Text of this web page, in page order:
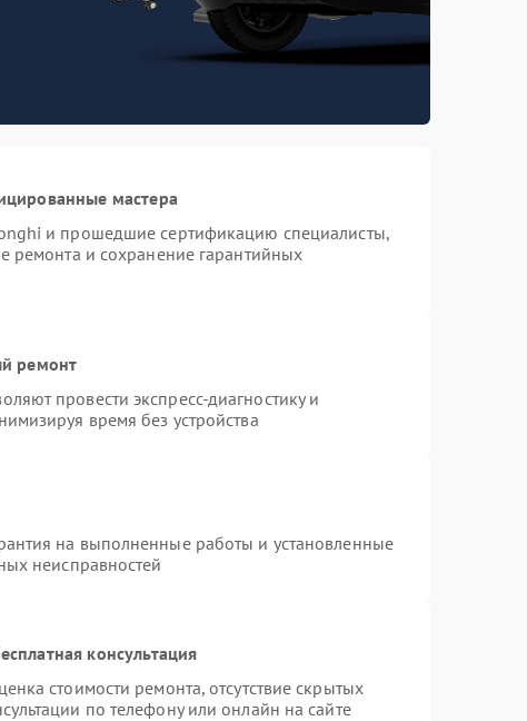
мастера
и прошедшие сертификацию специалисты,
ремонта и сохранение гарантийных
ремонт
провести экспресс-диагностику и
время без устройства
на выполненные работы и установленные
неисправностей
консультация
стоимости ремонта, отсутствие скрытых
по телефону или онлайн на сайте